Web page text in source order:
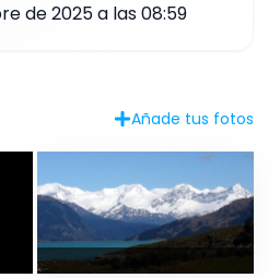
de 2025 a las 08:59
Añade tus fotos